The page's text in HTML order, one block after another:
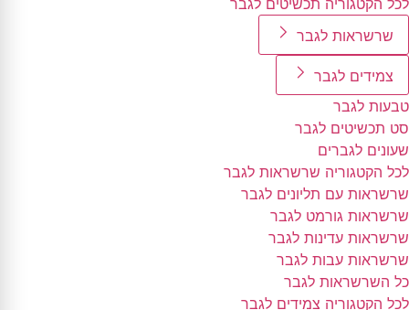
לכל הקטגוריה תכשיטים לגבר
שרשראות לגבר
צמידים לגבר
טבעות לגבר
סט תכשיטים לגבר
שעונים לגברים
לכל הקטגוריה שרשראות לגבר
שרשראות עם תליונים לגבר
שרשראות גורמט לגבר
שרשראות עדינות לגבר
שרשראות עבות לגבר
כל השרשראות לגבר
לכל הקטגוריה צמידים לגבר